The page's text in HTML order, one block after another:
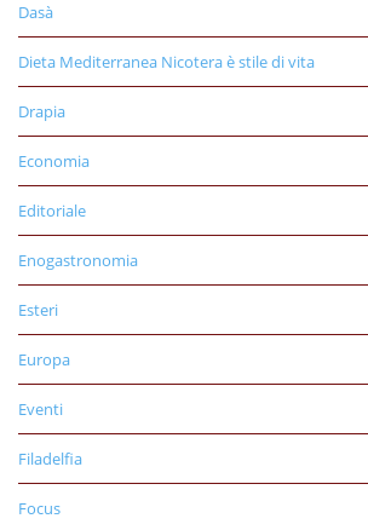
Dasà
Dieta Mediterranea Nicotera è stile di vita
Drapia
Economia
Editoriale
Enogastronomia
Esteri
Europa
Eventi
Filadelfia
Focus